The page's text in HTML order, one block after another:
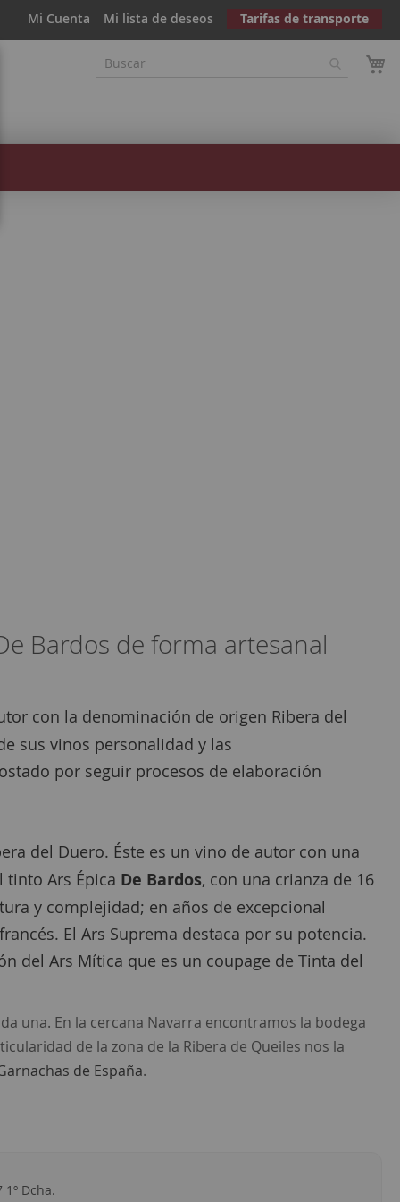
Mi Cuenta Mi lista de deseos Tarifas de transporte
Bardos de forma artesanal
con la denominación de origen Ribera del
sus vinos personalidad y las
por seguir procesos de elaboración
del Duero. Éste es un vino de autor con una
tinto Ars Épica De Bardos, con una crianza de 16
y complejidad; en años de excepcional
El Ars Suprema destaca por su potencia.
del Ars Mítica que es un coupage de Tinta del
una. En la cercana Navarra encontramos la bodega
de la zona de la Ribera de Queiles nos la
de España.
1º Dcha.